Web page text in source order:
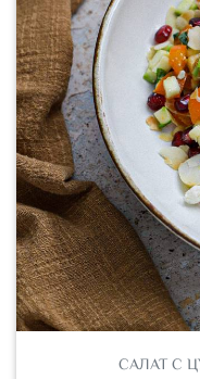
САЛАТ С